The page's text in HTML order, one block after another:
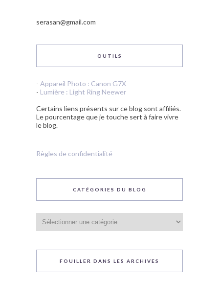
serasan@gmail.com
OUTILS
- Appareil Photo : Canon G7X
- Lumière : Light Ring Neewer
Certains liens présents sur ce blog sont affiliés.
Le pourcentage que je touche sert à faire vivre
le blog.
Règles de confidentialité
CATÉGORIES DU BLOG
du
blog
FOUILLER DANS LES ARCHIVES